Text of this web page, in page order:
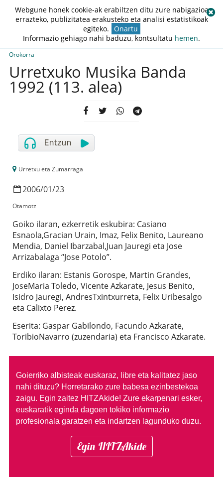
Orokorra
Urretxuko Musika Banda
1992 (113. alea)
Urretxu eta Zumarraga
2006/01/23
Otamotz
Goiko ilaran, ezkerretik eskubira: Casiano
Esnaola,Gracian Urain, Imaz, Felix Benito, Laureano
Mendia, Daniel Ibarzabal,Juan Jauregi eta Jose
Arrizabalaga “Jose Potolo”.
Erdiko ilaran: Estanis Gorospe, Martin Grandes,
JoseMaria Toledo, Vicente Azkarate, Jesus Benito,
Isidro Jauregi, AndresTxintxurreta, Felix Uribesalgo
eta Calixto Perez.
Eserita: Gaspar Gabilondo, Facundo Azkarate,
ToribioNavarro (zuzendaria) eta Francisco Azkarate.
Goierriko albisteak euskaraz, libre eta kalitatez jaso
nahi dituzu? Horretarako zure babesa ezinbestekoa
zaigu. Egin zaitez HITZAkide! Zure ekarpenari esker,
euskaratik eginda dagoen tokiko informazio
profesionala garatzen eta indartzen lagunduko duzu.
Egin HITZAkide
Webgune honek cookie-ak erabiltzen ditu zure nabigazioa
errazteko, publizitatea erakusteko eta analisi estatistikoak
egiteko. Onartu
Informazio gehiago nahi baduzu, kontsultatu hemen.